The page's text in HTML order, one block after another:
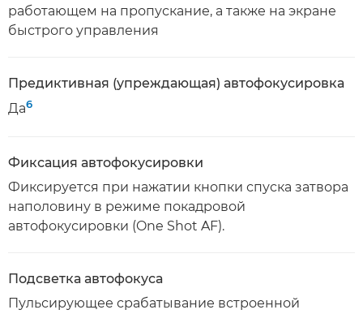
работающем на пропускание, а также на экране
быстрого управления
Предиктивная (упреждающая) автофокусировка
Да6
Фиксация автофокусировки
Фиксируется при нажатии кнопки спуска затвора
наполовину в режиме покадровой
автофокусировки (One Shot AF).
Подсветка автофокуса
Пульсирующее срабатывание встроенной